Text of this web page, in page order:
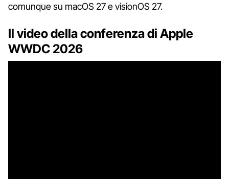
comunque su macOS 27 e visionOS 27.
Il video della conferenza di Apple
WWDC 2026